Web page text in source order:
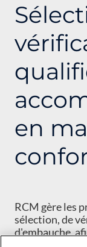
en
RCM gère les
sélection, de
d'embauche,